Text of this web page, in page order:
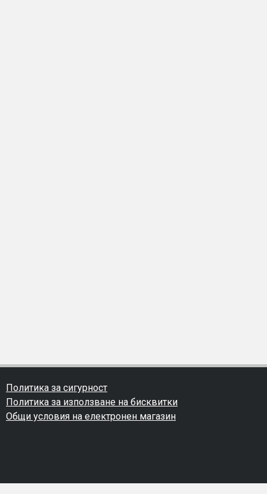
Политика за сигурност
Политика за използване на бисквитки
Общи условия на електронен магазин